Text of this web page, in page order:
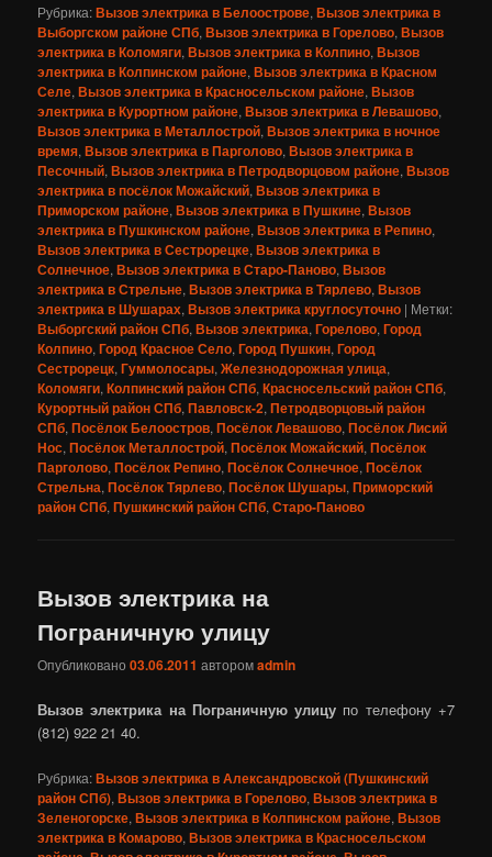
Рубрика:Вызов электрика в Белоострове,Вызов электрика в
Выборгском районе СПб,Вызов электрика в Горелово,Вызов
электрика в Коломяги,Вызов электрика в Колпино,Вызов
электрика в Колпинском районе,Вызов электрика в Красном
Селе,Вызов электрика в Красносельском районе,Вызов
электрика в Курортном районе,Вызов электрика в Левашово,
Вызов электрика в Металлострой,Вызов электрика в ночное
время,Вызов электрика в Парголово,Вызов электрика в
Песочный,Вызов электрика в Петродворцовом районе,Вызов
электрика в посёлок Можайский,Вызов электрика в
Приморском районе,Вызов электрика в Пушкине,Вызов
электрика в Пушкинском районе,Вызов электрика в Репино,
Вызов электрика в Сестрорецке,Вызов электрика в
Солнечное,Вызов электрика в Старо-Паново,Вызов
электрика в Стрельне,Вызов электрика в Тярлево,Вызов
электрика в Шушарах,Вызов электрика круглосуточно | Метки:
Выборгский район СПб,Вызов электрика,Горелово,Город
Колпино,Город Красное Село,Город Пушкин,Город
Сестрорецк,Гуммолосары,Железнодорожная улица,
Коломяги,Колпинский район СПб,Красносельский район СПб,
Курортный район СПб,Павловск-2,Петродворцовый район
СПб,Посёлок Белоостров,Посёлок Левашово,Посёлок Лисий
Нос,Посёлок Металлострой,Посёлок Можайский,Посёлок
Парголово,Посёлок Репино,Посёлок Солнечное,Посёлок
Стрельна,Посёлок Тярлево,Посёлок Шушары,Приморский
район СПб,Пушкинский район СПб,Старо-Паново
Вызов электрика на
Пограничную улицу
Опубликовано03.06.2011 авторомadmin
Вызов электрика на Пограничную улицу по телефону +7
(812) 922 21 40.
Рубрика:Вызов электрика в Александровской (Пушкинский
район СПб),Вызов электрика в Горелово,Вызов электрика в
Зеленогорске,Вызов электрика в Колпинском районе,Вызов
электрика в Комарово,Вызов электрика в Красносельском